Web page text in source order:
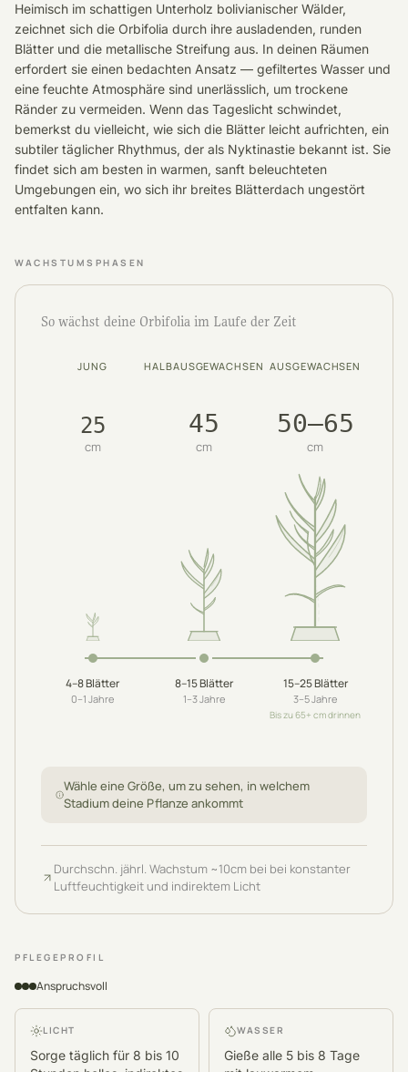
Heimisch im schattigen Unterholz bolivianischer Wälder,
zeichnet sich die Orbifolia durch ihre ausladenden, runden
Blätter und die metallische Streifung aus. In deinen Räumen
erfordert sie einen bedachten Ansatz — gefiltertes Wasser und
eine feuchte Atmosphäre sind unerlässlich, um trockene
Ränder zu vermeiden. Wenn das Tageslicht schwindet,
bemerkst du vielleicht, wie sich die Blätter leicht aufrichten, ein
subtiler täglicher Rhythmus, der als Nyktinastie bekannt ist. Sie
findet sich am besten in warmen, sanft beleuchteten
Umgebungen ein, wo sich ihr breites Blätterdach ungestört
entfalten kann.
WACHSTUMSPHASEN
So wächst deine Orbifolia im Laufe der Zeit
JUNG
25
cm
4–8Blätter
0–1 Jahre
HALBAUSGEWACHSEN
45
cm
8–15Blätter
1–3Jahre
AUSGEWACHSEN
50–65
cm
15–25Blätter
3–5Jahre
Bis zu 65+ cm drinnen
Wähle eine Größe, um zu sehen, in welchem
Stadium deine Pflanze ankommt
Durchschn. jährl. Wachstum ~10cm bei bei konstanter
Luftfeuchtigkeit und indirektem Licht
PFLEGEPROFIL
Anspruchsvoll
LICHT
Sorge täglich für 8 bis 10
WASSER
Gieße alle 5 bis 8 Tage